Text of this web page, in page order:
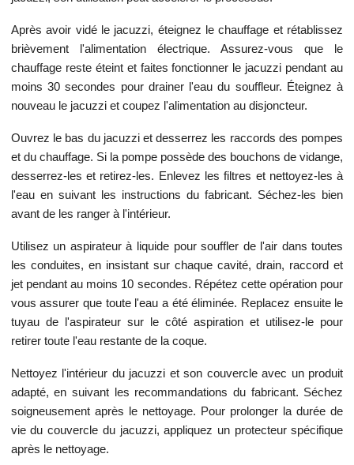
Après avoir vidé le jacuzzi, éteignez le chauffage et rétablissez
brièvement l'alimentation électrique. Assurez-vous que le
chauffage reste éteint et faites fonctionner le jacuzzi pendant au
moins 30 secondes pour drainer l'eau du souffleur. Éteignez à
nouveau le jacuzzi et coupez l'alimentation au disjoncteur.
Ouvrez le bas du jacuzzi et desserrez les raccords des pompes
et du chauffage. Si la pompe possède des bouchons de vidange,
desserrez-les et retirez-les. Enlevez les filtres et nettoyez-les à
l'eau en suivant les instructions du fabricant. Séchez-les bien
avant de les ranger à l'intérieur.
Utilisez un aspirateur à liquide pour souffler de l'air dans toutes
les conduites, en insistant sur chaque cavité, drain, raccord et
jet pendant au moins 10 secondes. Répétez cette opération pour
vous assurer que toute l'eau a été éliminée. Replacez ensuite le
tuyau de l'aspirateur sur le côté aspiration et utilisez-le pour
retirer toute l'eau restante de la coque.
Nettoyez l'intérieur du jacuzzi et son couvercle avec un produit
adapté, en suivant les recommandations du fabricant. Séchez
soigneusement après le nettoyage. Pour prolonger la durée de
vie du couvercle du jacuzzi, appliquez un protecteur spécifique
après le nettoyage.